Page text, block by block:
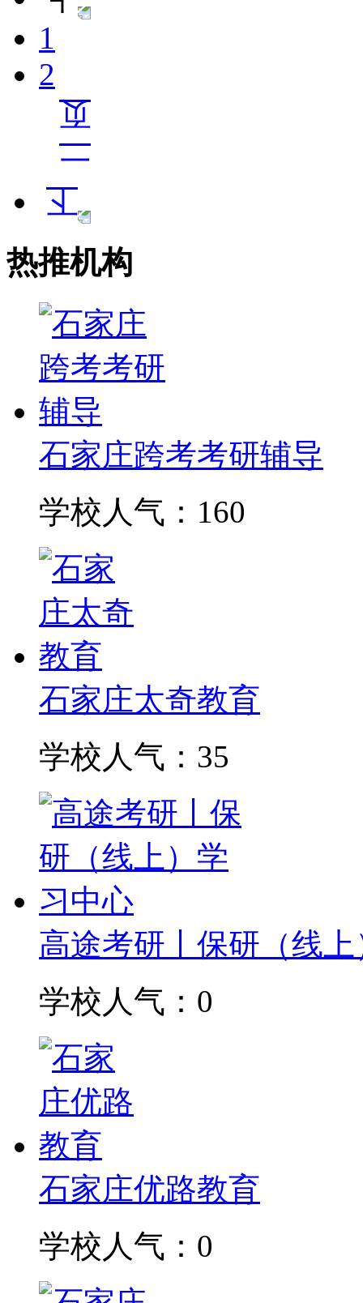
1
2
热推机构
石家庄跨考考研辅导
学校人气：160
石家庄太奇教育
学校人气：35
高途考研丨保研（线
学校人气：0
石家庄优路教育
学校人气：0